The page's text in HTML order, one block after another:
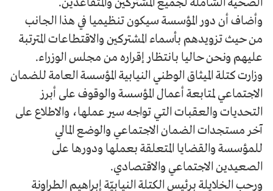
وأضاف أن دور المؤسسة سيكون تنظيميا في هذا الجانب
من حيث تزويدهم بأسماء المشتركين والاقتطاعات المترتبة
عليهم ونحن حاليا بانتظار إقراره من مجلس الوزراء.
وزارت كتلة الميثاق الوطني النيابية المؤسسة العامة للضمان
الاجتماعي لمتابعة أعمال المؤسسة والوقوف على أبرز
التحديات والعقبات التي تواجه سير عملها، والاطلاع على
آخر مستجدات الضمان الاجتماعي والوضع المالي
للمؤسسة والقضايا المتعلقة بعملها ودورها على
الصعيدين الاجتماعي والاقتصادي.
ورحب الخلايلة برئيس الكتلة النيابيّة إبراهيم الطراونة